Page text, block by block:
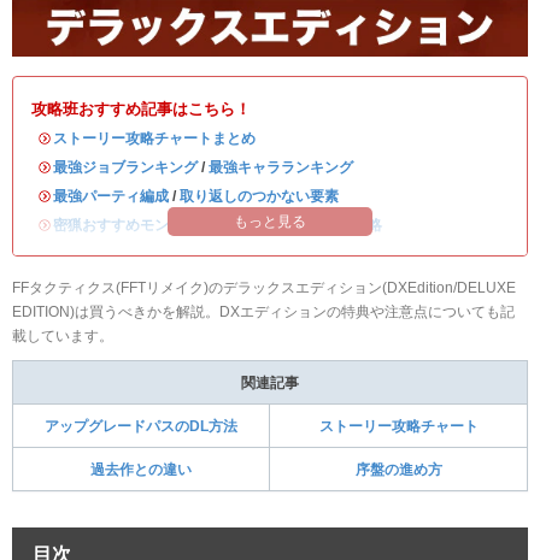
攻略班おすすめ記事はこちら！
・ ストーリー攻略チャートまとめ
・最強ジョブランキング/ 最強キャラランキング
・最強パーティ編成 / 取り返しのつかない要素
・ 密猟おすすめモンスター ディープダンジョン攻略
もっと見る
FFタクティクス(FFTリメイク)のデラックスエディション(DXEdition/DELUXE
EDITION)は買うべきかを解説。DXエディションの特典や注意点についても記
載しています。
関連記事
アップグレードパスのDL方法 ストーリー攻略チャート
過去作との違い 序盤の進め方
目次